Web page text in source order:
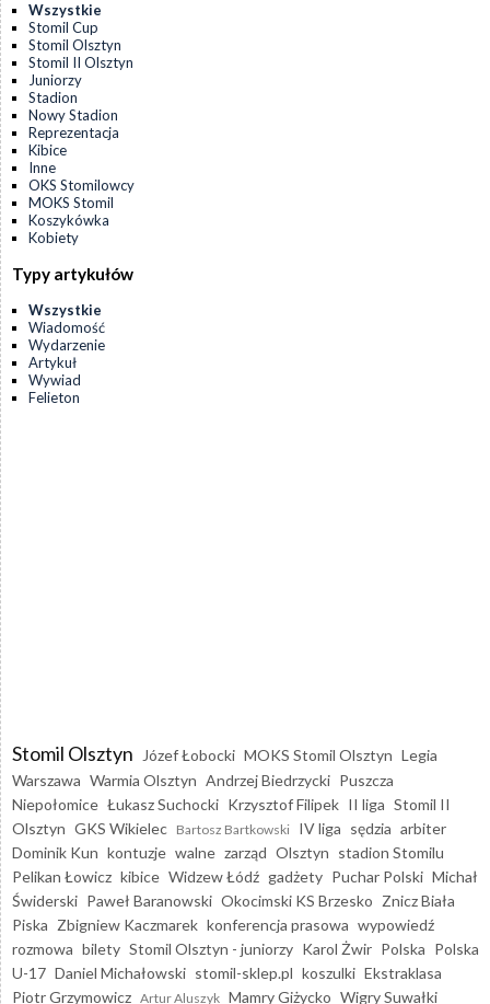
Wszystkie
Stomil Cup
Stomil Olsztyn
Stomil II Olsztyn
Juniorzy
Stadion
Nowy Stadion
Reprezentacja
Kibice
Inne
OKS Stomilowcy
MOKS Stomil
Koszykówka
Kobiety
Typy artykułów
Wszystkie
Wiadomość
Wydarzenie
Artykuł
Wywiad
Felieton
Stomil Olsztyn Józef Łobocki MOKS Stomil Olsztyn Legia
Warszawa Warmia Olsztyn Andrzej Biedrzycki Puszcza
Niepołomice Łukasz Suchocki Krzysztof Filipek II liga Stomil II
Olsztyn GKS Wikielec Bartosz Bartkowski IV liga sędzia arbiter
Dominik Kun kontuzje walne zarząd Olsztyn stadion Stomilu
Pelikan Łowicz kibice Widzew Łódź gadżety Puchar Polski Michał
Świderski Paweł Baranowski Okocimski KS Brzesko Znicz Biała
Piska Zbigniew Kaczmarek konferencja prasowa wypowiedź
rozmowa bilety Stomil Olsztyn - juniorzy Karol Żwir Polska Polska
U-17 Daniel Michałowski stomil-sklep.pl koszulki Ekstraklasa
Piotr Grzymowicz Artur Aluszyk Mamry Giżycko Wigry Suwałki